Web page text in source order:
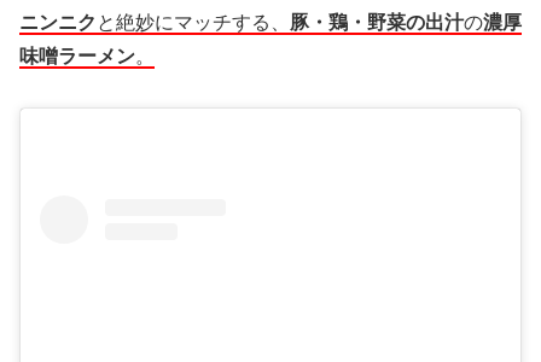
ニンニク と絶妙にマッチする、 豚・鶏・野菜の出汁の濃厚
味噌ラーメン。